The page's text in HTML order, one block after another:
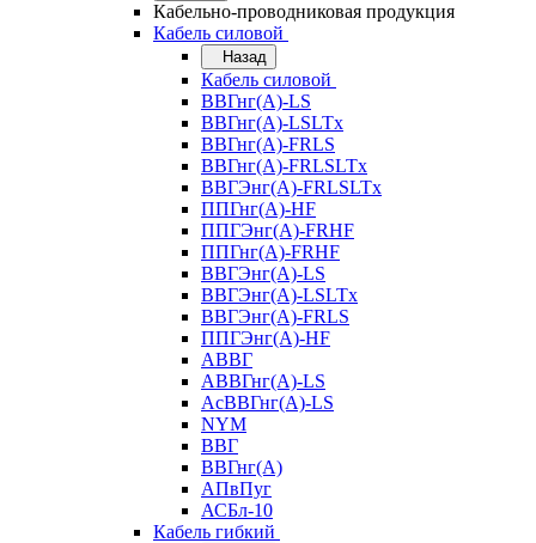
Кабельно-проводниковая продукция
Кабель силовой
Назад
Кабель силовой
ВВГнг(А)-LS
ВВГнг(А)-LSLTx
ВВГнг(А)-FRLS
ВВГнг(А)-FRLSLTx
ВВГЭнг(А)-FRLSLTx
ППГнг(А)-HF
ППГЭнг(А)-FRHF
ППГнг(А)-FRHF
ВВГЭнг(А)-LS
ВВГЭнг(А)-LSLTx
ВВГЭнг(А)-FRLS
ППГЭнг(А)-HF
АВВГ
АВВГнг(А)-LS
АсВВГнг(А)-LS
NYM
ВВГ
ВВГнг(А)
АПвПуг
АСБл-10
Кабель гибкий